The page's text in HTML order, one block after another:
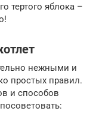
тертого яблока –
нежными и
простых правил.
и способов